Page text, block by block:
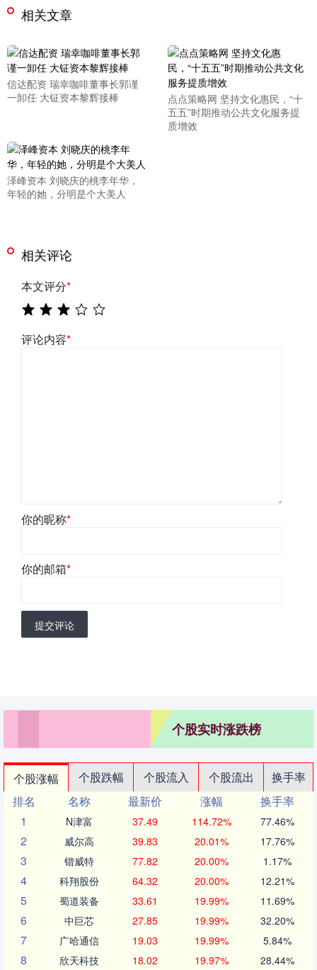
相关文章
信达配资 瑞幸咖啡董事长郭谨
一卸任 大钲资本黎辉接棒
点点策略网 坚持文化惠民，“十
五五”时期推动公共文化服务提
质增效
泽峰资本 刘晓庆的桃李年华，
年轻的她，分明是个大美人
相关评论
本文评分*
评论内容*
你的昵称*
你的邮箱*
提交评论
个股实时涨跌榜
个股涨幅 个股跌幅 个股流入 个股流出
换手率
排名
名称 最新价 涨幅
换手率
1
N津富 37.49 114.72% 77.46%
2 威尔高 39.83 20.01% 17.76%
3 锴威特 77.82 20.00% 1.17%
4 科翔股份 64.32 20.00% 12.21%
5 蜀道装备 33.61 19.99% 11.69%
6 中巨芯 27.85 19.99% 32.20%
7 广哈通信 19.03 19.99% 5.84%
8 欣天科技 18.02 19.97% 28.44%